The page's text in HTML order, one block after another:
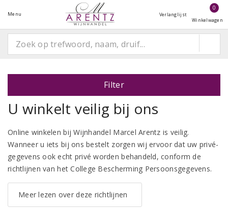
Menu Verlanglijst
0
Winkelwagen
Filter
U winkelt veilig bij ons
Online winkelen bij Wijnhandel Marcel Arentz is veilig.
Wanneer u iets bij ons bestelt zorgen wij ervoor dat uw privé-
gegevens ook echt privé worden behandeld, conform de
richtlijnen van het College Bescherming Persoonsgegevens.
Meer lezen over deze richtlijnen